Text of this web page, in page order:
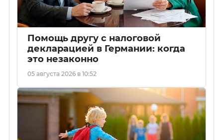
Помощь другу с налоговой
декларацией в Германии: когда
это незаконно
05 августа 2026 в 10:52